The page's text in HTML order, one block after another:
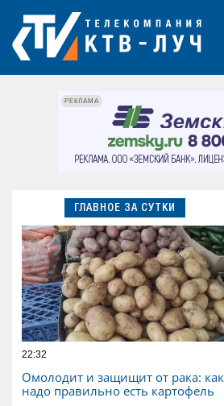
РЕКЛАМА
ГЛАВНОЕ ЗА СУТКИ
22:32
Омолодит и защищит от рака: как
надо правильно есть картофель